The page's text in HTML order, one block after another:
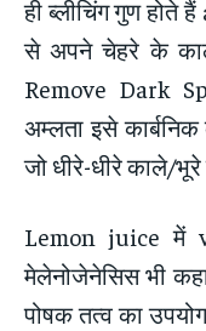
ही ब्लीचिंग गुण
से अपने चेहरे के काले
Remove Dark
अम्लता इसे
जो धीरे-धीरे काले/
Lemon juice में
मेलेनोजेनेसिस भी
पोषक तत्व का